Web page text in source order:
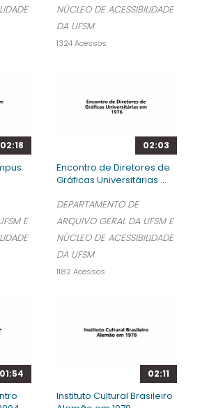
NÚCLEO DE ACESSIBILIDADE
DA UFSM
1324 Acessos
02:18
E
02:03
Encontro de Diretores de
Gráficas Universitárias ...
DEPARTAMENTO DE
ARQUIVO GERAL DA UFSM E
NÚCLEO DE ACESSIBILIDADE
DA UFSM
1182 Acessos
01:54 02:11
Instituto Cultural Brasileiro